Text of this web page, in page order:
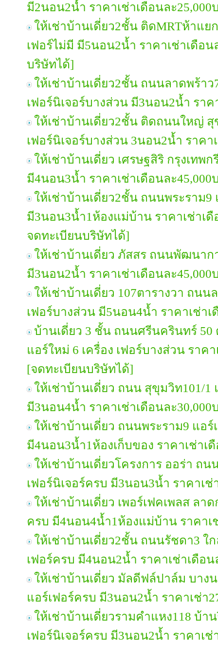
มี2นอน2น้ำ ราคาเช่าเดือนละ25,000
ให้เช่าบ้านเดี่ยว2ชั้น ติดMRTห้าแย
เฟอร์ไม่มี มี5นอน2น้ำ ราคาเช่าเดือ
บริษัทได้]
ให้เช่าบ้านเดี่ยว2ชั้น ถนนลาดพร้าว
เฟอร์นิเจอร์บางส่วน มี3นอน2น้ำ ราค
ให้เช่าบ้านเดี่ยว2ชั้น ติดถนนใหญ่ สุ
เฟอร์นิเจอร์บางส่วน 3นอน2น้ำ ราคา
ให้เช่าบ้านเดี่ยว เศรษฐสิริ กรุงเทพ
มี4นอน3น้ำ ราคาเช่าเดือนละ45,000
ให้เช่าบ้านเดี่ยว2ชั้น ถนนพระราม9
มี3นอน3น้ำ1ห้องแม่บ้าน ราคาเช่าเ
จดทะเบียนบริษัทได้]
ให้เช่าบ้านเดี่ยว ภัสสร ถนนพัฒนาก
มี3นอน2น้ำ ราคาเช่าเดือนละ45,000
ให้เช่าบ้านเดี่ยว 107ตารางวา ถนน
เฟอร์บางส่วน มี5นอน4น้ำ ราคาเช่าเ
บ้านเดี่ยว 3 ชั้น ถนนศรีนครินทร์ 50
แอร์ใหม่ 6 เครื่อง เฟอร์บางส่วน ราค
[จดทะเบียนบริษัทได้]
ให้เช่าบ้านเดี่ยว ถนน สุขุมวิท101/1
มี3นอน4น้ำ ราคาเช่าเดือนละ30,000
ให้เช่าบ้านเดี่ยว ถนนพระราม9 แอร์
มี4นอน3น้ำ1ห้องเก็บของ ราคาเช่าเ
ให้เช่าบ้านเดี่ยวโครงการ ออร่า ถ
เฟอร์นิเจอร์ครบ มี3นอน3น้ำ ราคาเช่
ให้เช่าบ้านเดี่ยว เพอร์เฟคเพลส ลา
ครบ มี4นอน4น้ำ1ห้องแม่บ้าน ราคาเ
ให้เช่าบ้านเดี่ยว2ชั้น ถนนรัชดา3 ใ
เฟอร์ครบ มี4นอน2น้ำ ราคาเช่าเดือน
ให้เช่าบ้านเดี่ยว มัลดีฟล์ปาล์ม บาง
แอร์เฟอร์ครบ มี3นอน2น้ำ ราคาเช่า
ให้เช่าบ้านเดี่ยวรามคำแหง118 บ้า
เฟอร์นิเจอร์ครบ มี3นอน2น้ำ ราคาเช่